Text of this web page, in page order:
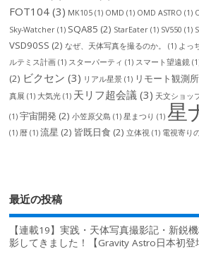
FOT104 (3) MK105 (1) OMD (1) OMD ASTRO (1)
Sky-Watcher (1) SQA85 (2) StarEater (1) SV550 (1)
VSD90SS (2) なぜ、天体写真を撮るのか。 (1) よっ
ルテミス計画 (1) スターパーティ (1) スマート望遠鏡
(2) ビクセン (3) リアル星景 (1) リモート観測所
真展 (1) 大気光 (1) 天リフ超会議 (3) 天文ショッ
(1) 宇宙開発 (2) 小笠原父島 (1) 星まつり (1) 星
(1) 暦 (1) 流星 (2) 皆既日食 (2) 立体視 (1) 電視寄り
最近の投稿
【連載19】実践・天体写真撮影記・新鋭
影してきました！【Gravity Astro日本初登